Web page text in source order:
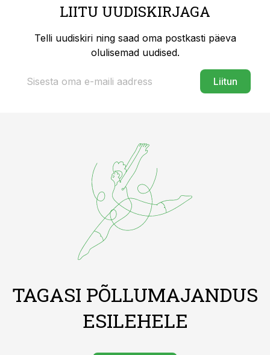
LIITU UUDISKIRJAGA
Telli uudiskiri ning saad oma postkasti päeva
olulisemad uudised.
Liitun
TAGASI PÕLLUMAJANDUS
ESILEHELE